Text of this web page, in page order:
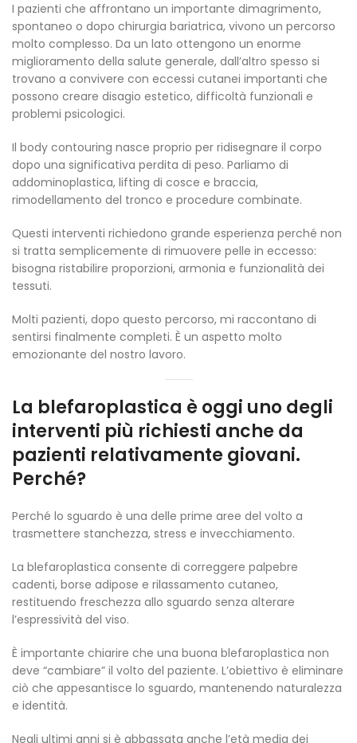
I pazienti che affrontano un importante dimagrimento,
spontaneo o dopo chirurgia bariatrica, vivono un percorso
molto complesso. Da un lato ottengono un enorme
miglioramento della salute generale, dall’altro spesso si
trovano a convivere con eccessi cutanei importanti che
possono creare disagio estetico, difficoltà funzionali e
problemi psicologici.
Il body contouring nasce proprio per ridisegnare il corpo
dopo una significativa perdita di peso. Parliamo di
addominoplastica, lifting di cosce e braccia,
rimodellamento del tronco e procedure combinate.
Questi interventi richiedono grande esperienza perché non
si tratta semplicemente di rimuovere pelle in eccesso:
bisogna ristabilire proporzioni, armonia e funzionalità dei
tessuti.
Molti pazienti, dopo questo percorso, mi raccontano di
sentirsi finalmente completi. È un aspetto molto
emozionante del nostro lavoro.
La blefaroplastica è oggi uno degli
interventi più richiesti anche da
pazienti relativamente giovani.
Perché?
Perché lo sguardo è una delle prime aree del volto a
trasmettere stanchezza, stress e invecchiamento.
La blefaroplastica consente di correggere palpebre
cadenti, borse adipose e rilassamento cutaneo,
restituendo freschezza allo sguardo senza alterare
l’espressività del viso.
È importante chiarire che una buona blefaroplastica non
deve “cambiare” il volto del paziente. L’obiettivo è eliminare
ciò che appesantisce lo sguardo, mantenendo naturalezza
e identità.
Negli ultimi anni si è abbassata anche l’età media dei